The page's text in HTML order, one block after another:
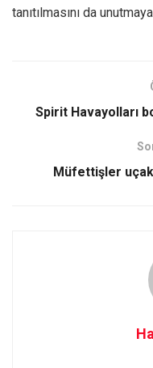
tanıtılmasını da
Spirit Havayolları
Müfettişler uçak